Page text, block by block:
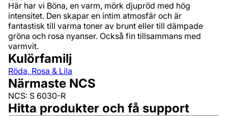
Här har vi Böna, en varm, mörk djupröd med hög
intensitet. Den skapar en intim atmosfär och är
fantastisk till varma toner av brunt eller till dämpade
gröna och rosa nyanser. Också fin tillsammans med
varmvit.
Kulörfamilj
Röda, Rosa & Lila
Närmaste NCS
NCS: S 6030-R
Hitta produkter och få support